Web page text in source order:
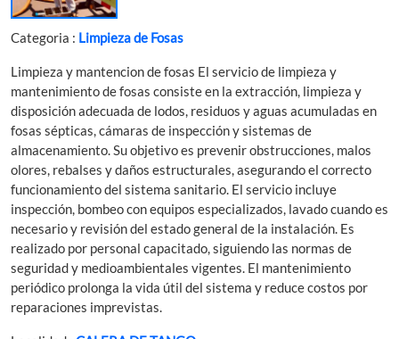
Categoria : Limpieza de Fosas
Limpieza y mantencion de fosas El servicio de limpieza y
mantenimiento de fosas consiste en la extracción, limpieza y
disposición adecuada de lodos, residuos y aguas acumuladas en
fosas sépticas, cámaras de inspección y sistemas de
almacenamiento. Su objetivo es prevenir obstrucciones, malos
olores, rebalses y daños estructurales, asegurando el correcto
funcionamiento del sistema sanitario. El servicio incluye
inspección, bombeo con equipos especializados, lavado cuando es
necesario y revisión del estado general de la instalación. Es
realizado por personal capacitado, siguiendo las normas de
seguridad y medioambientales vigentes. El mantenimiento
periódico prolonga la vida útil del sistema y reduce costos por
reparaciones imprevistas.